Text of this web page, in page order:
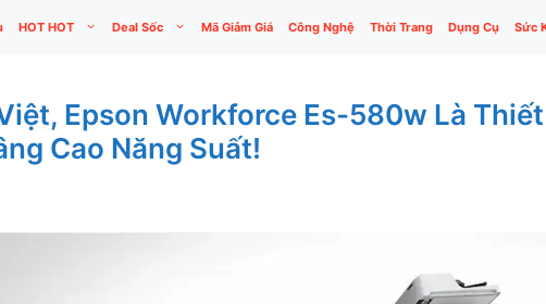
HOT HOT Deal Sốc Mã Giảm Giá Công Nghệ Thời Trang Dụng Cụ Sức
Epson Workforce Es-580w Là
Cao Năng Suất!